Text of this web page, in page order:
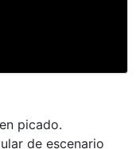
picado.
de escenario